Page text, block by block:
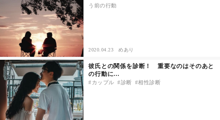
セックスライフ
不倫・だめ男
感動
心の処方箋
カルチャー・トレンド・芸能
う前の行動
2020.04.23 めあり
彼氏との関係を診断！ 重要なのはそのあと
の行動に…
カップル 診断 相性診断